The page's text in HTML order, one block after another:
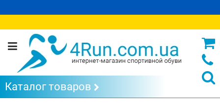
Каталог товаров